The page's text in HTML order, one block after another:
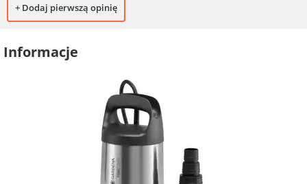
+ Dodaj pierwszą opinię
Informacje